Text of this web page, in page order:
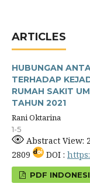
ARTICLES
HUBUNGAN
TERHADAP
RUMAH SAKIT
TAHUN 2021
Rani Oktarina
1-5
Abstract View:
2809
DOI :
PDF